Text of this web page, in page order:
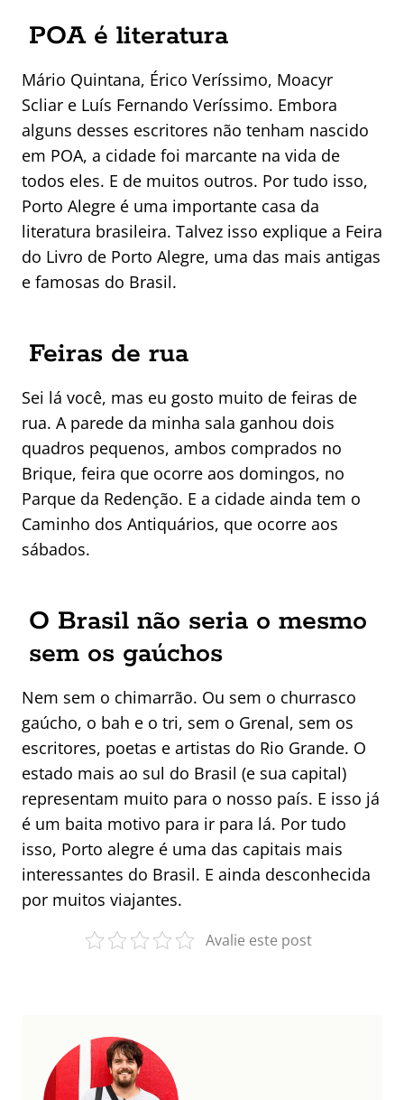
POA é literatura
Mário Quintana, Érico Veríssimo, Moacyr
Scliar e Luís Fernando Veríssimo. Embora
alguns desses escritores não tenham nascido
em POA, a cidade foi marcante na vida de
todos eles. E de muitos outros. Por tudo isso,
Porto Alegre é uma importante casa da
literatura brasileira. Talvez isso explique a Feira
do Livro de Porto Alegre, uma das mais antigas
e famosas do Brasil.
Feiras de rua
Sei lá você, mas eu gosto muito de feiras de
rua. A parede da minha sala ganhou dois
quadros pequenos, ambos comprados no
Brique, feira que ocorre aos domingos, no
Parque da Redenção. E a cidade ainda tem o
Caminho dos Antiquários, que ocorre aos
sábados.
O Brasil não seria o mesmo
sem os gaúchos
Nem sem o chimarrão. Ou sem o churrasco
gaúcho, o bah e o tri, sem o Grenal, sem os
escritores, poetas e artistas do Rio Grande. O
estado mais ao sul do Brasil (e sua capital)
representam muito para o nosso país. E isso já
é um baita motivo para ir para lá. Por tudo
isso, Porto alegre é uma das capitais mais
interessantes do Brasil. E ainda desconhecida
por muitos viajantes.
Avalie este post